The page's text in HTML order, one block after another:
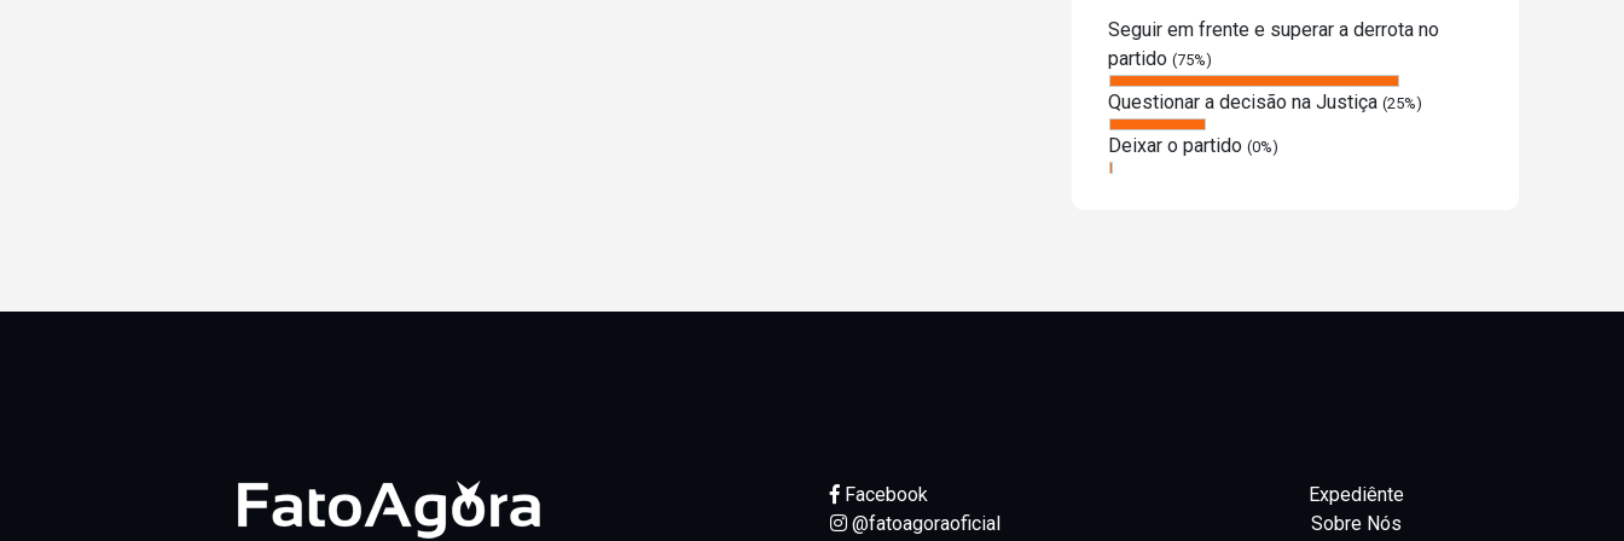
Seguir em frente e superar a derrota no
partido (75%)
Questionar a decisão na Justiça (25%)
Deixar o partido (0%)
Facebook
@fatoagoraoficial
Expediênte
Sobre Nós